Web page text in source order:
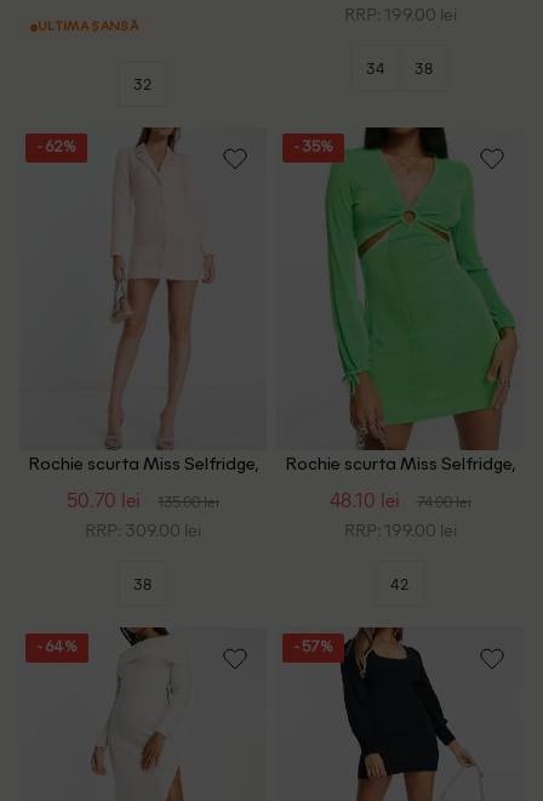
ULTIMA ȘANSĂ
32
RRP: 199.00 lei
34 38
- 62%
Rochie scurta Miss Selfridge,
50.70 lei 135.00 lei
RRP: 309.00 lei
38
- 35%
Rochie scurta Miss Selfridge,
48.10 lei 74.00 lei
RRP: 199.00 lei
42
- 64% - 57%